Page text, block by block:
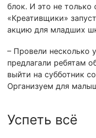
блок. И это не только
«Креативщики»
акцию для младших
– Провели несколько
предлагали ребятам
выйти на субботник
Организуем для
Успеть всё